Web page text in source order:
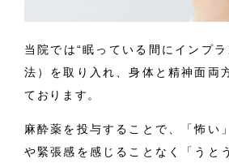
当院では“眠っている間にインプ
法）を取り入れ、身体と精神面両
ております。
麻酔薬を投与することで、「怖い
や緊張感を感じることなく「うと